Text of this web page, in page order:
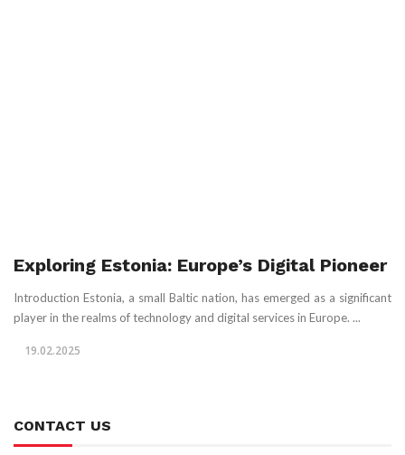
Exploring Estonia: Europe’s Digital Pioneer
Introduction Estonia, a small Baltic nation, has emerged as a significant
player in the realms of technology and digital services in Europe. ...
19.02.2025
CONTACT US